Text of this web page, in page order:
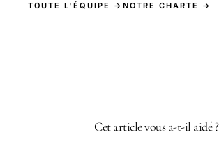
TOUTE L'ÉQUIPE → NOTRE CHARTE →
Cet article vous a-t-il aidé ?